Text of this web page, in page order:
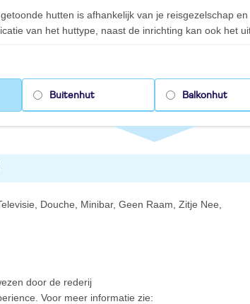
hutten is afhankelijk van je reisgezelschap
van het huttype, naast de inrichting kan ook het
Buitenhut Balkonhut
Douche, Minibar, Geen Raam, Zitje Nee,
door de rederij
Voor meer informatie zie: